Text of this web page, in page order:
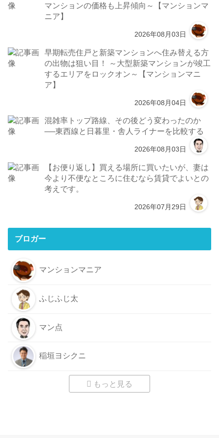
マンションの価格も上昇傾向～【マンションマ
ニア】
2026年08月03日
早期転売住戸と新築マンションへ住み替える方
の出物は狙い目！ ～大型新築マンションが竣工
するエリアをロックオン～【マンションマニ
ア】
2026年08月04日
混雑率トップ路線、その後どう変わったのか
──東西線と日暮里・舎人ライナーを比較する
2026年08月03日
【お便り返し】買える場所に買いたいが、妻は
今より不便なところに住むなら賃貸でよいとの
考えです。
2026年07月29日
ブロガー
マンションマニア
ふじふじ太
マン点
稲垣ヨシクニ
もっと見る